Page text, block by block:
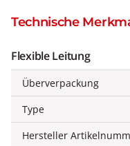
Technische
Flexible Leitung
Überverpackung
Type
Hersteller